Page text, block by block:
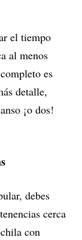
el tiempo
al menos
es
detalle,
¡o dos!
debes
cerca
con